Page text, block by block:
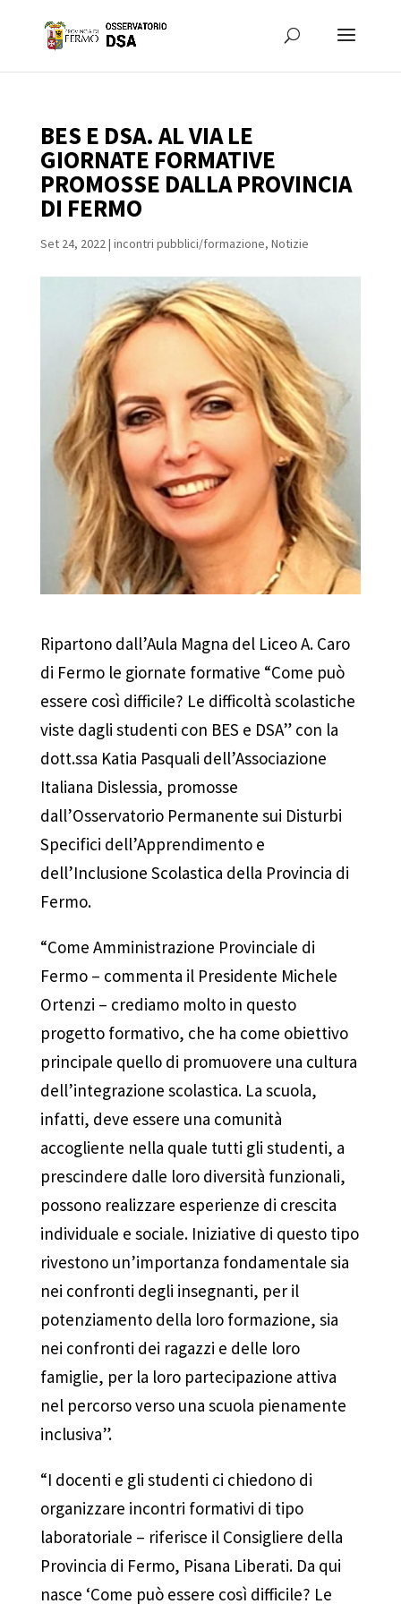
BES E DSA. AL VIA LE
GIORNATE FORMATIVE
PROMOSSE DALLA PROVINCIA
DI FERMO
Set 24, 2022| incontri pubblici/formazione, Notizie
Ripartono dall’Aula Magna del Liceo A. Caro
di Fermo le giornate formative “Come può
essere così difficile? Le difficoltà scolastiche
viste dagli studenti con BES e DSA” con la
dott.ssa Katia Pasquali dell’Associazione
Italiana Dislessia, promosse
dall’Osservatorio Permanente sui Disturbi
Specifici dell’Apprendimento e
dell’Inclusione Scolastica della Provincia di
Fermo.
“Come Amministrazione Provinciale di
Fermo – commenta il Presidente Michele
Ortenzi – crediamo molto in questo
progetto formativo, che ha come obiettivo
principale quello di promuovere una cultura
dell’integrazione scolastica. La scuola,
infatti, deve essere una comunità
accogliente nella quale tutti gli studenti, a
prescindere dalle loro diversità funzionali,
possono realizzare esperienze di crescita
individuale e sociale. Iniziative di questo tipo
rivestono un’importanza fondamentale sia
nei confronti degli insegnanti, per il
potenziamento della loro formazione, sia
nei confronti dei ragazzi e delle loro
famiglie, per la loro partecipazione attiva
nel percorso verso una scuola pienamente
inclusiva”.
“I docenti e gli studenti ci chiedono di
organizzare incontri formativi di tipo
laboratoriale – riferisce il Consigliere della
Provincia di Fermo, Pisana Liberati. Da qui
nasce ‘Come può essere così difficile? Le